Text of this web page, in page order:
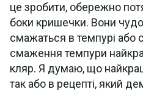
це зробити, обережно
боки кришечки. Вони
смажаться в темпурі або
смаження темпури
кляр. Я думаю, що
так або в рецепті, який